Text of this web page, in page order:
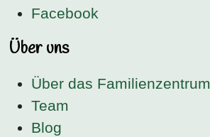
Facebook
Über uns
Über das Familienzentrum
Team
Blog